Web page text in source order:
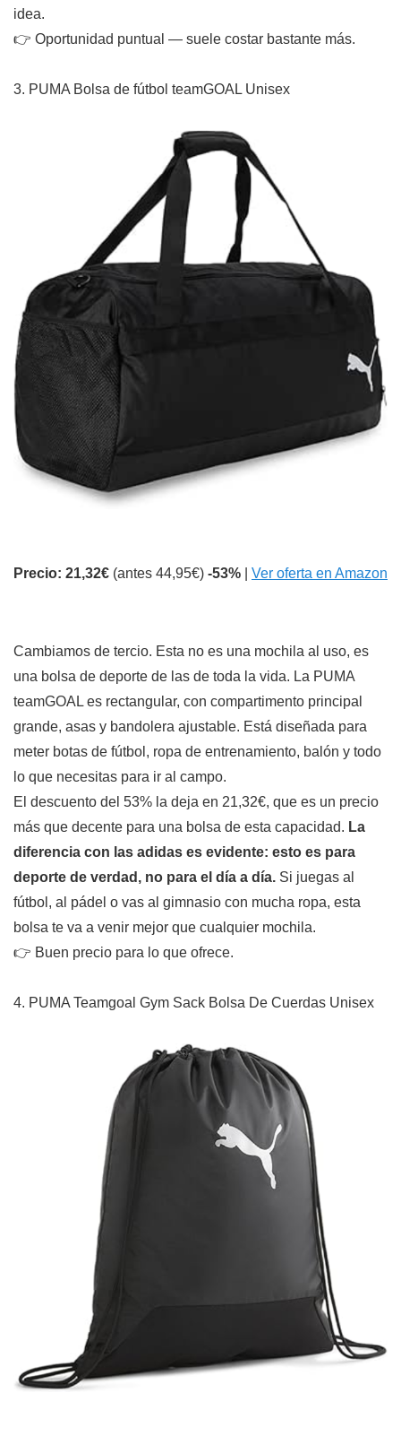
idea.
👉 Oportunidad puntual — suele costar bastante más.
3. PUMA Bolsa de fútbol teamGOAL Unisex
Precio: 21,32€ (antes 44,95€) -53% Ver oferta en Amazon
Cambiamos de tercio. Esta no es una mochila al uso, es
una bolsa de deporte de las de toda la vida. La PUMA
teamGOAL es rectangular, con compartimento principal
grande, asas y bandolera ajustable. Está diseñada para
meter botas de fútbol, ropa de entrenamiento, balón y todo
lo que necesitas para ir al campo.
El descuento del 53% la deja en 21,32€, que es un precio
más que decente para una bolsa de esta capacidad. La
diferencia con las adidas es evidente: esto es para
deporte de verdad, no para el día a día. Si juegas al
fútbol, al pádel o vas al gimnasio con mucha ropa, esta
bolsa te va a venir mejor que cualquier mochila.
👉 Buen precio para lo que ofrece.
4. PUMA Teamgoal Gym Sack Bolsa De Cuerdas Unisex